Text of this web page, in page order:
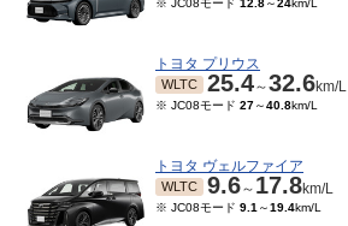
※ JC08モード 12.8～24km/L
トヨタ プリウス
WLTC 25.4～32.6km/L
※ JC08モード 27～40.8km/L
トヨタ ヴェルファイア
WLTC 9.6～ 17.8km/L
※ JC08モード 9.1 ～19.4km/L